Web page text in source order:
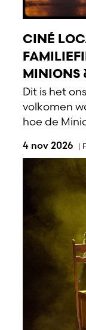
CINÉ
MINIONS
Dit is het
volkomen
hoe de
4 nov 2026 |